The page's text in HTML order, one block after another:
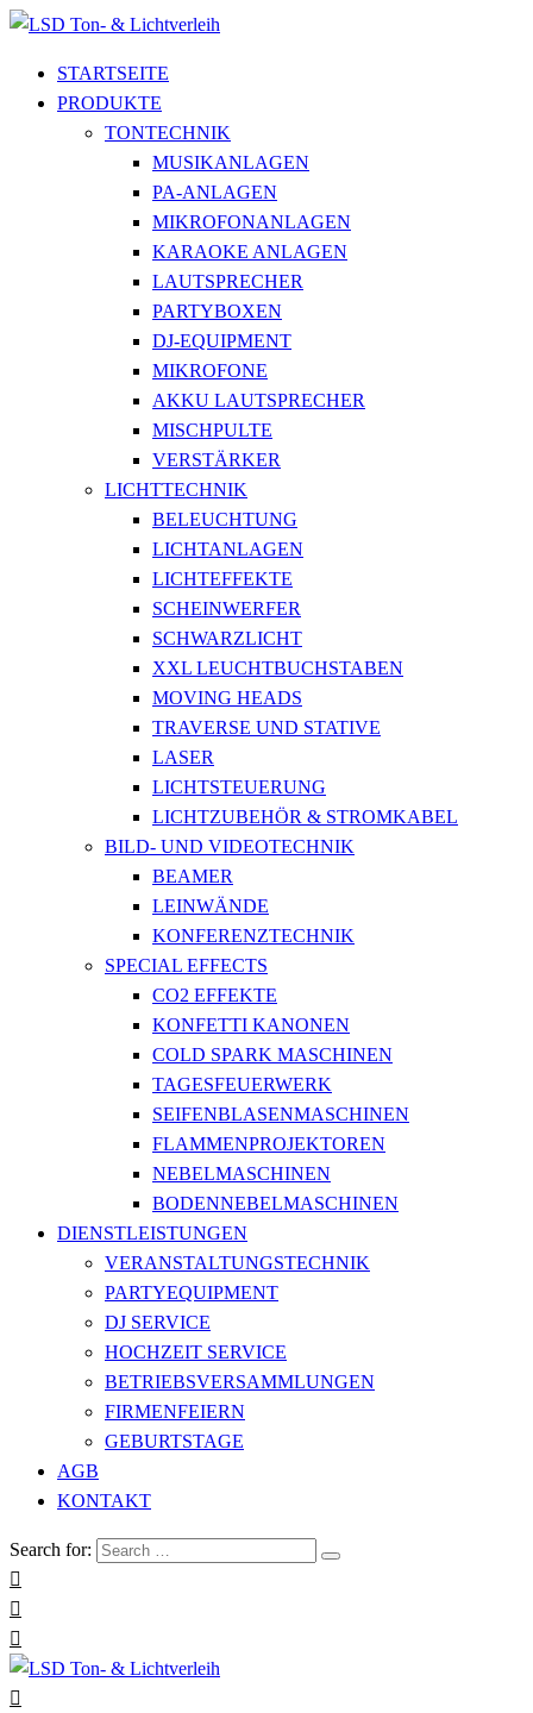
STARTSEITE
PRODUKTE
TONTECHNIK
MUSIKANLAGEN
PA-ANLAGEN
MIKROFONANLAGEN
KARAOKE ANLAGEN
LAUTSPRECHER
PARTYBOXEN
DJ-EQUIPMENT
MIKROFONE
AKKU LAUTSPRECHER
MISCHPULTE
VERSTÄRKER
LICHTTECHNIK
BELEUCHTUNG
LICHTANLAGEN
LICHTEFFEKTE
SCHEINWERFER
SCHWARZLICHT
XXL LEUCHTBUCHSTABEN
MOVING HEADS
TRAVERSE UND STATIVE
LASER
LICHTSTEUERUNG
LICHTZUBEHÖR & STROMKABEL
BILD- UND VIDEOTECHNIK
BEAMER
LEINWÄNDE
KONFERENZTECHNIK
SPECIAL EFFECTS
CO2 EFFEKTE
KONFETTI KANONEN
COLD SPARK MASCHINEN
TAGESFEUERWERK
SEIFENBLASENMASCHINEN
FLAMMENPROJEKTOREN
NEBELMASCHINEN
BODENNEBELMASCHINEN
DIENSTLEISTUNGEN
VERANSTALTUNGSTECHNIK
PARTYEQUIPMENT
DJ SERVICE
HOCHZEIT SERVICE
BETRIEBSVERSAMMLUNGEN
FIRMENFEIERN
GEBURTSTAGE
AGB
KONTAKT
Search for: